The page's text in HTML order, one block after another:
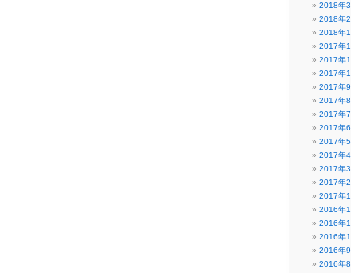
2018年3
2018年2
2018年1
2017年
2017年
2017年
2017年9
2017年8
2017年7
2017年6
2017年5
2017年4
2017年3
2017年2
2017年1
2016年
2016年
2016年
2016年9
2016年8